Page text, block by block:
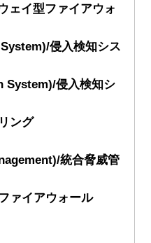
ェイ型ファイアウォ
侵入検知シス
侵入検知シ
ング
統合脅威管
ァイアウォール